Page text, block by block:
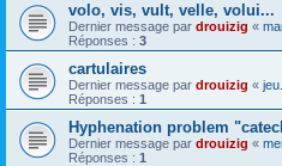
volo, vis, vult, velle, volui...
Dernier message par drouizig «
Réponses : 3
cartulaires
Dernier message par drouizig «
Réponses : 1
Hyphenation problem
Dernier message par drouizig «
Réponses : 1